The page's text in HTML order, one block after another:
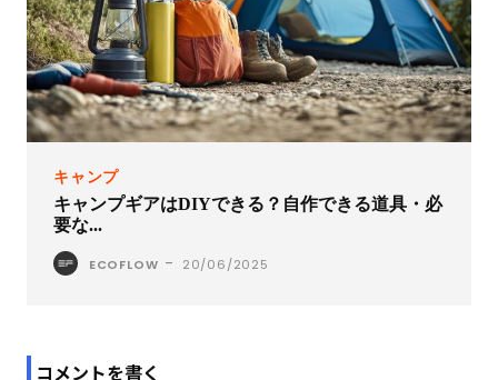
キャンプ
キャンプギアはDIYできる？自作できる道具・必
要な...
ECOFLOW - 20/06/2025
コメントを書く